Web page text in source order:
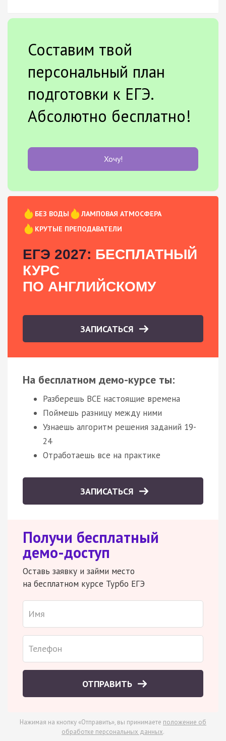
Составим твой
персональный план
подготовки к ЕГЭ.
Абсолютно бесплатно!
Хочу!
БЕЗ ВОДЫ
ЛАМПОВАЯ АТМОСФЕРА
КРУТЫЕ ПРЕПОДАВАТЕЛИ
ЕГЭ 2027: БЕСПЛАТНЫЙ
КУРС
ПО АНГЛИЙСКОМУ
ЗАПИСАТЬСЯ
На бесплатном демо-курсе ты:
Разберешь ВСЕ настоящие времена
Поймешь разницу между ними
Узнаешь алгоритм решения заданий 19-
24
Отработаешь все на практике
ЗАПИСАТЬСЯ
Получи бесплатный
демо-доступ
Оставь заявку и займи место
на бесплатном курсе Турбо ЕГЭ
ОТПРАВИТЬ
Нажимая на кнопку «Отправить», вы принимаете положение об
обработке персональных данных.